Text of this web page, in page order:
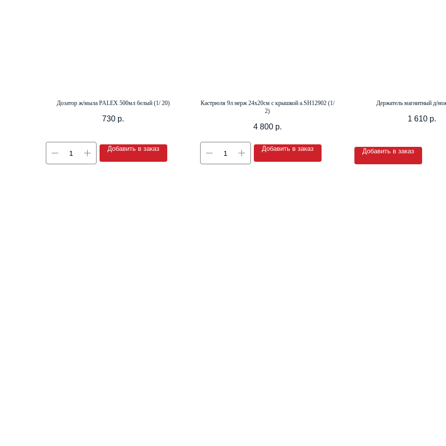
Дозатор ж/мыла PALEX 500мл белый (1/ 20)
730 р.
Добавить в заказ
Кастрюля 9л нерж 24х20см с крышкой а.SH12902 (1/
2)
4 800 р.
Добавить в заказ
Держатель магнитный д/
1 610 р.
Добавить в заказ